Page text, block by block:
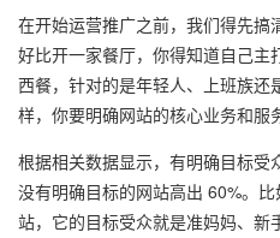
在开始运营推广之前，我们得先搞
好比开一家餐厅，你得知道自己主
西餐，针对的是年轻人、上班族还
样，你要明确网站的核心业务和服
根据相关数据显示，有明确目标受
没有明确目标的网站高出 60%。
站，它的目标受众就是准妈妈、新